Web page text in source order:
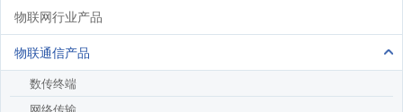
物联网行业产品
物联通信产品
数传终端